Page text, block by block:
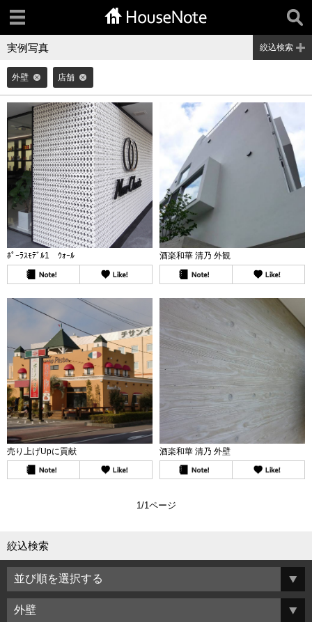
実例写真 絞込検索
外壁 店舗
ﾎﾟｰﾗｽﾓﾃﾞﾙ1 ｳｫｰﾙ 酒楽和華 清乃 外観
売り上げUpに貢献 酒楽和華 清乃 外壁
1/1ページ
絞込検索